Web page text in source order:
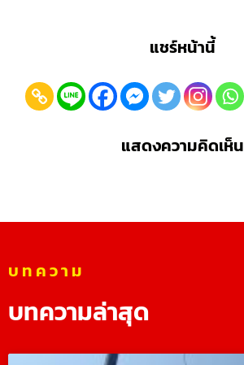
แชร์หน้านี้
แสดงความคิดเห็น
บทความ
บทความล่าสุด